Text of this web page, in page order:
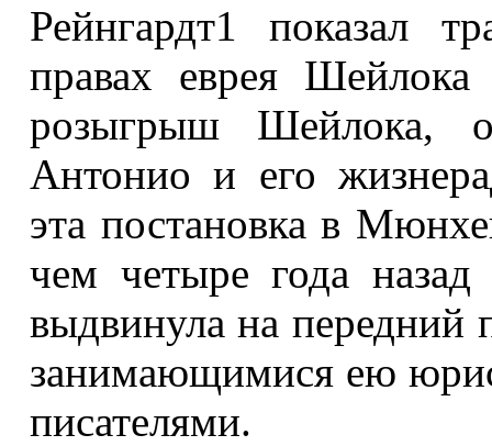
Рейнгардт1 показал
правах еврея Шейлока
розыгрыш Шейлока,
Антонио и его
эта постановка в
чем четыре года
выдвинула на передний
занимающимися ею
писателями.